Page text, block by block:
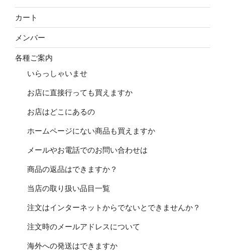
カート
メンバー
各種ご案内
いらっしゃいませ
お店に直接行っても買えますか
お店はどこにあるの
ホームページにない商品も買えますか
メールやお電話でのお問い合わせは
商品の返品はできますか？
当店の取り扱い品目一覧
注文はインターネットからでないとできませんか？
注文時のメールアドレスについて
海外への発送はできますか